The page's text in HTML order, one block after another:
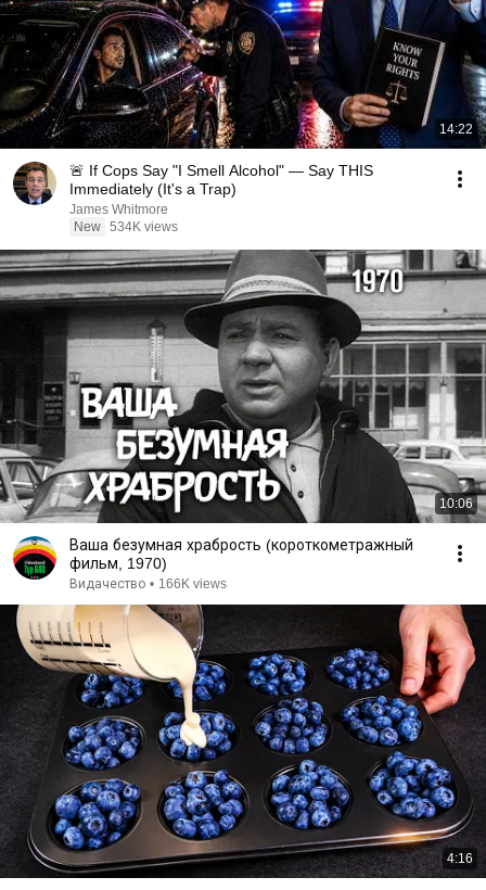
14:22
🚨 If Cops Say "I Smell Alcohol" — Say THIS
Immediately (It's a Trap)
James Whitmore
New 534K views
10:06
Ваша безумная храбрость (короткометражный
фильм, 1970)
Видачество • 166K views
4:16